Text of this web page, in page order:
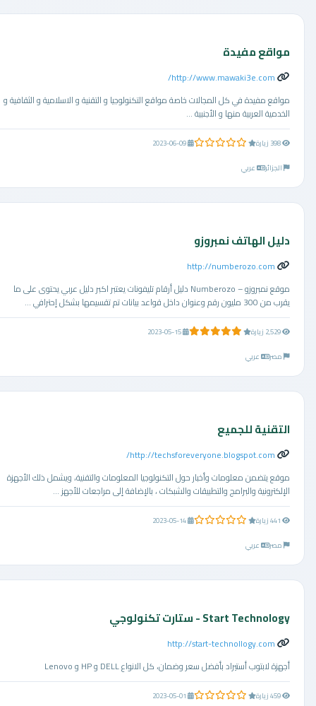
مواقع مفيدة
http://www.mawaki3e.com/
مواقع مفيدة في كل المجالات خاصة مواقع التكنولوجيا و التقنية و الاسلامية و الثقافية و
الخدمية العربية منها و الأجنبية ...
0.0 من 5 نجوم
2023-06-09
الجزائر
عربي
دليل الهاتف نمبروزو
http://numberozo.com
موقع نمبروزو – Numberozo دليل أرقام تليفونات يعتبر اكبر دليل عربي يحتوى على ما
يقرب من 300 مليون رقم وعنوان داخل قواعد بيانات تم تقسيمها بشكل إحترافي ...
5.0 من 5 نجوم
2023-05-15
مصر
عربي
التقنية للجميع
http://techsforeveryone.blogspot.com/
موقع يتضمن معلومات وأخبار حول التكنولوجيا المعلومات والتقنية، ويشمل ذلك الأجهزة
الإلكترونية والبرامج والتطبيقات والشبكات ، بالإضافة إلى مراجعات للأجهز ...
0.0 من 5 نجوم
2023-05-14
مصر
عربي
Start Technology - ستارت تكنولوجي
http://start-technollogy.com
أجهزة لابتوب أستيراد بأفضل سعر وضمان، كل الانواع DELL و HP و Lenovo
0.0 من 5 نجوم
2023-05-01